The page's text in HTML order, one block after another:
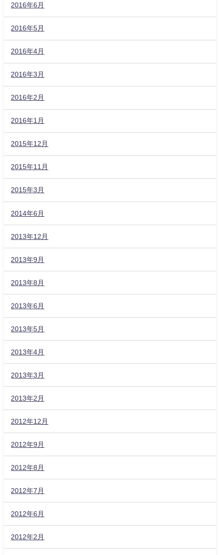
2016年6月
2016年5月
2016年4月
2016年3月
2016年2月
2016年1月
2015年12月
2015年11月
2015年3月
2014年6月
2013年12月
2013年9月
2013年8月
2013年6月
2013年5月
2013年4月
2013年3月
2013年2月
2012年12月
2012年9月
2012年8月
2012年7月
2012年6月
2012年2月